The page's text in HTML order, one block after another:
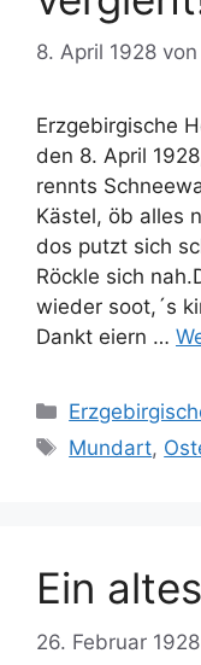
8. April 1928 von
Erzgebirgische
den 8. April
rennts
Kästel, öb alles
dos putzt sich
Röckle sich
wieder soot,´s
Dankt eiern …
Kategorien
Schlagwörter
Mundart,
Ein
26. Februar 1928